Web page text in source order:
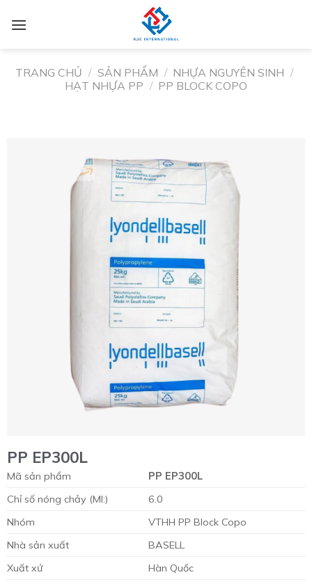
TRANG CHỦ / SẢN PHẨM / NHỰA NGUYÊN SINH /
HẠT NHỰA PP / PP BLOCK COPO
PP EP300L
Mã sản phẩm
PP EP300L
Chỉ số nóng chảy (MI:)
6.0
Nhóm
VTHH PP Block Copo
Nhà sản xuất
BASELL
Xuất xứ
Hàn Quốc